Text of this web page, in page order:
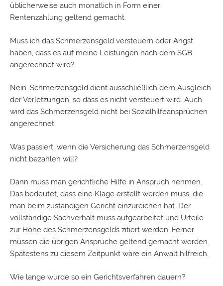
üblicherweise auch monatlich in Form einer
Rentenzahlung geltend gemacht.
Muss ich das Schmerzensgeld versteuern oder Angst
haben, dass es auf meine Leistungen nach dem SGB
angerechnet wird?
Nein. Schmerzensgeld dient ausschließlich dem Ausgleich
der Verletzungen, so dass es nicht versteuert wird. Auch
wird das Schmerzensgeld nicht bei Sozialhilfeansprüchen
angerechnet.
Was passiert, wenn die Versicherung das Schmerzensgeld
nicht bezahlen will?
Dann muss man gerichtliche Hilfe in Anspruch nehmen.
Das bedeutet, dass eine Klage erstellt werden muss, die
man beim zuständigen Gericht einzureichen hat. Der
vollständige Sachverhalt muss aufgearbeitet und Urteile
zur Höhe des Schmerzensgelds zitiert werden. Ferner
müssen die übrigen Ansprüche geltend gemacht werden.
Spätestens zu diesem Zeitpunkt wäre ein Anwalt hilfreich.
Wie lange würde so ein Gerichtsverfahren dauern?